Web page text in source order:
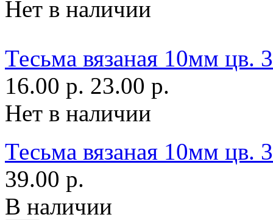
Нет в наличии
Тесьма вязаная 10мм цв.
16.00 р. 23.00 р.
Нет в наличии
Тесьма вязаная 10мм
39.00 р.
В наличии